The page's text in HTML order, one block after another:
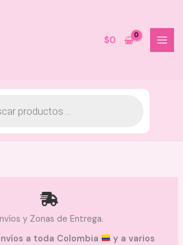
$0
y Zonas de Entrega.
a toda Colombia
y a varios
04 Ginger